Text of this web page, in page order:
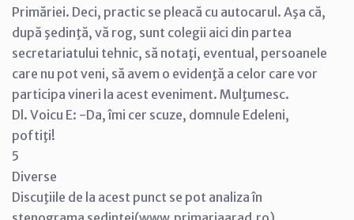
Primăriei. Deci, practic se pleacă cu autocarul. Aşa că,
după şedinţă, vă rog, sunt colegii aici din partea
secretariatului tehnic, să notaţi, eventual, persoanele
care nu pot veni, să avem o evidenţă a celor care vor
participa vineri la acest eveniment. Mulţumesc.
Dl. Voicu E: -Da, îmi cer scuze, domnule Edeleni,
poftiţi!
5
Diverse
Discuţiile de la acest punct se pot analiza în